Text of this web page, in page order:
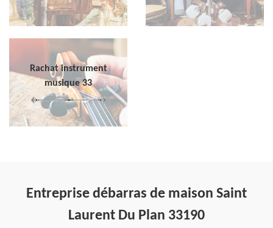
Rachat instrument
musique 33
Entreprise débarras de maison Saint
Laurent Du Plan 33190